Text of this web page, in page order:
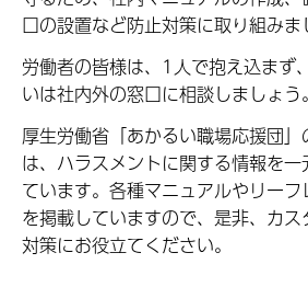
口の設置など防止対策に取り組みま
労働者の皆様は、1人で抱え込まず
いは社内外の窓口に相談しましょう。
厚生労働省「あかるい職場応援団
は、ハラスメントに関する情報を
ています。各種マニュアルやリー
を掲載していますので、是非、カ
対策にお役立てください。